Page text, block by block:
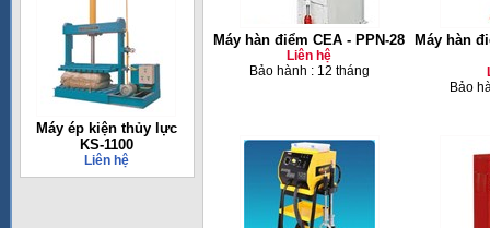
Máy ép kiện thủy lực
KS-1100
Liên hệ
Máy hàn điểm CEA - PPN-28
Liên hệ
Bảo hành : 12 tháng
Máy hàn
Bảo